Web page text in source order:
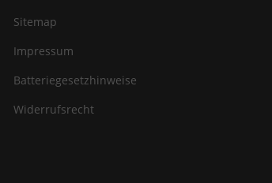
Sitemap
Impressum
Batteriegesetzhinweise
Widerrufsrecht